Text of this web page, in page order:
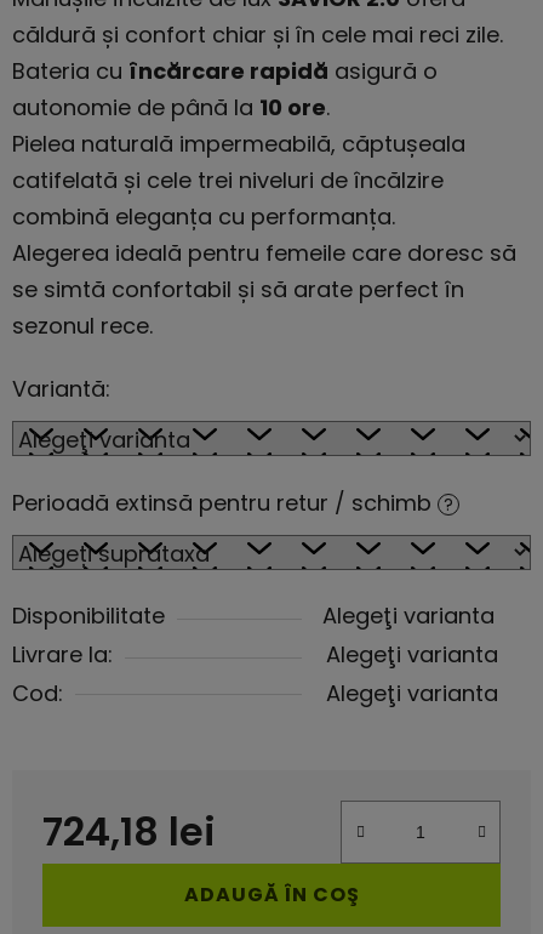
căldură și confort chiar și în cele mai reci zile.
Bateria cu încărcare rapidă asigură o
autonomie de până la 10 ore.
Pielea naturală impermeabilă, căptușeala
catifelată și cele trei niveluri de încălzire
combină eleganța cu performanța.
Alegerea ideală pentru femeile care doresc să
se simtă confortabil și să arate perfect în
sezonul rece.
Variantă:
Perioadă extinsă pentru retur / schimb ?
Disponibilitate
Alegeţi varianta
Livrare la:
Alegeţi varianta
Cod:
Alegeţi varianta
724,18 lei
Evaluare preţ:
ADAUGĂ ÎN COŞ